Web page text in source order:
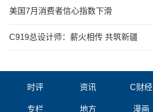
美国7月消费者信心指数下滑
C919总设计师：薪火相传 共筑新疆
时评 资讯 C财经
专栏 地方 漫画